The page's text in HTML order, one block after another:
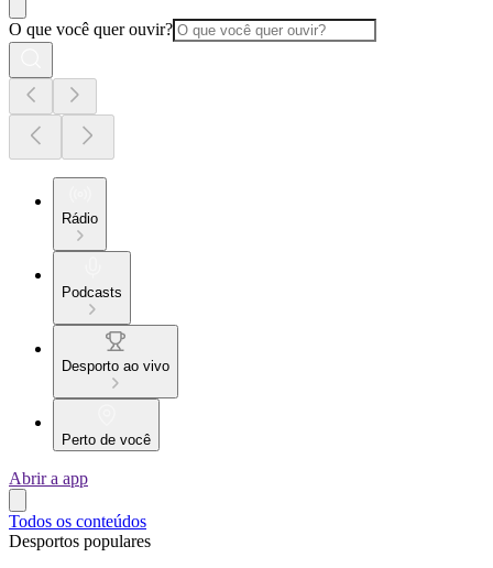
O que você quer ouvir?
Rádio
Podcasts
Desporto ao vivo
Perto de você
Abrir a app
Todos os conteúdos
Desportos populares